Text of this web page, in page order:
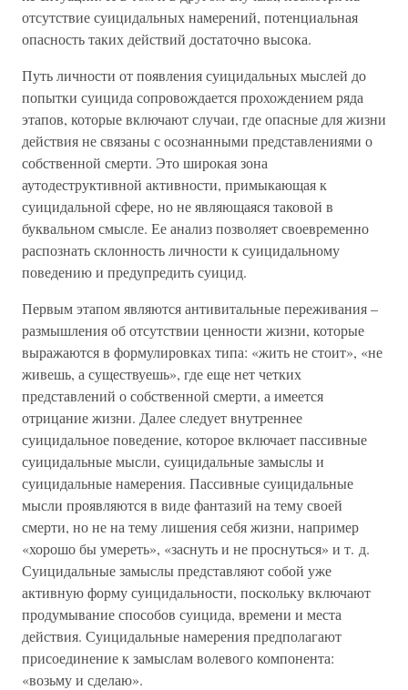
отсутствие суицидальных намерений, потенциальная
опасность таких действий достаточно высока.
Путь личности от появления суицидальных мыслей до
попытки суицида сопровождается прохождением ряда
этапов, которые включают случаи, где опасные для жизни
действия не связаны с осознанными представлениями о
собственной смерти. Это широкая зона
аутодеструктивной активности, примыкающая к
суицидальной сфере, но не являющаяся таковой в
буквальном смысле. Ее анализ позволяет своевременно
распознать склонность личности к суицидальному
поведению и предупредить суицид.
Первым этапом являются антивитальные переживания –
размышления об отсутствии ценности жизни, которые
выражаются в формулировках типа: «жить не стоит», «не
живешь, а существуешь», где еще нет четких
представлений о собственной смерти, а имеется
отрицание жизни. Далее следует внутреннее
суицидальное поведение, которое включает пассивные
суицидальные мысли, суицидальные замыслы и
суицидальные намерения. Пассивные суицидальные
мысли проявляются в виде фантазий на тему своей
смерти, но не на тему лишения себя жизни, например
«хорошо бы умереть», «заснуть и не проснуться» и т. д.
Суицидальные замыслы представляют собой уже
активную форму суицидальности, поскольку включают
продумывание способов суицида, времени и места
действия. Суицидальные намерения предполагают
присоединение к замыслам волевого компонента:
«возьму и сделаю».